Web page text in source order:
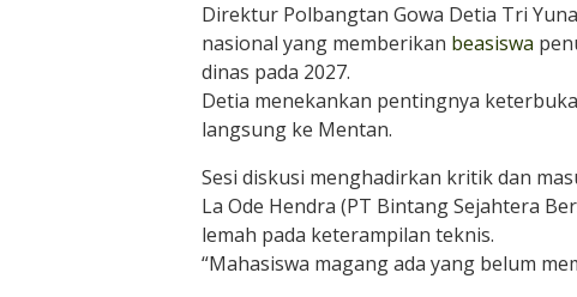
Direktur Polbangtan Gowa Detia Tri
nasional yang memberikan beasiswa
dinas pada 2027.
Detia menekankan pentingnya
langsung ke Mentan.
Sesi diskusi menghadirkan kritik dan
La Ode Hendra (PT Bintang Sejahtera
lemah pada keterampilan teknis.
“Mahasiswa magang ada yang belum